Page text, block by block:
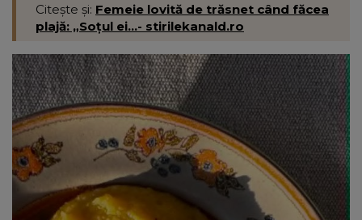
Citește și: Femeie lovită de trăsnet când făcea
plajă: „Soțul ei...- stirilekanald.ro